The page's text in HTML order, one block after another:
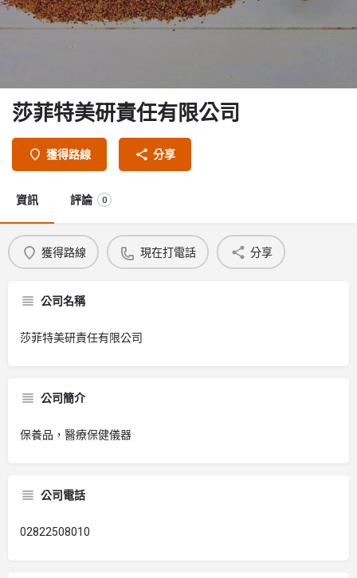
莎菲特美研責任有限公司
獲得路線 分享
資訊 評論 0
獲得路線 現在打電話 分享
公司名稱
莎菲特美研責任有限公司
公司簡介
保養品，醫療保健儀器
公司電話
02822508010